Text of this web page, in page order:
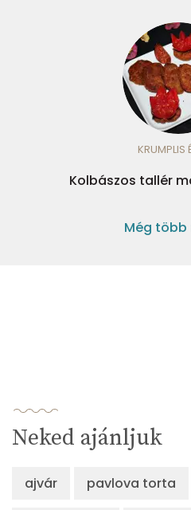
KRUMPLIS
Kolbászos tallér
Még több
Neked ajánljuk
ajvár pavlova torta